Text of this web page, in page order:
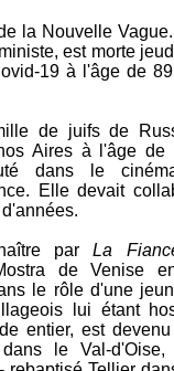
la Nouvelle
est morte
19 à l'âge de
de juifs de
Aires à l'âge
dans le
Elle devait
parLa
de Venise
le rôle d'une
lui étant
entier, est
le Val-d'Oise,